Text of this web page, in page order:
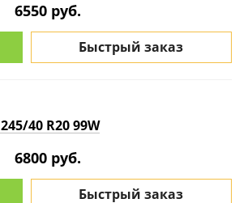
6550 руб.
Быстрый заказ
245/40 R20 99W
6800 руб.
Быстрый заказ